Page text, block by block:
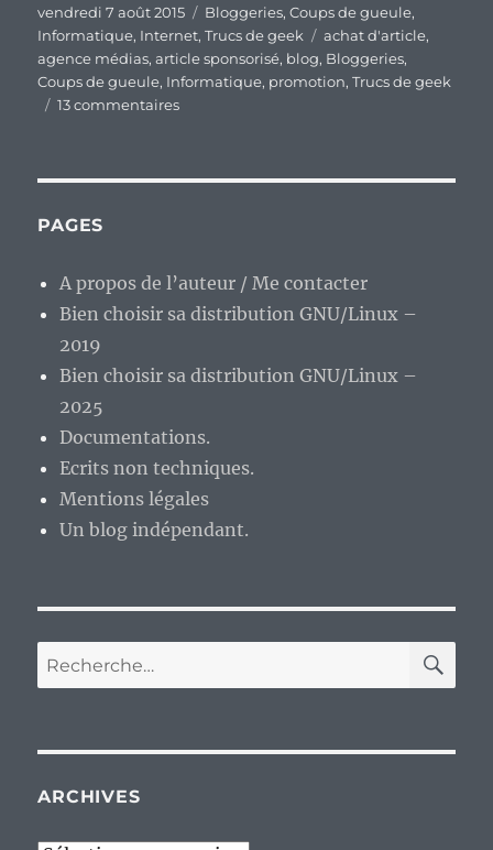
Publié
le
vendredi 7 août 2015 Catégories
Bloggeries,Coups de gueule,
Informatique, Internet,Trucs de geek Étiquettes
achat d'article,
agence médias,article sponsorisé, blog, Bloggeries,
Coups de gueule, Informatique, promotion,Trucs de geek
13 commentairessur
prix
ou
?
PAGES
A propos de l’auteur / Me contacter
Bien choisir sa distribution GNU/Linux –
2019
Bien choisir sa distribution GNU/Linux –
2025
Documentations.
Ecrits non techniques.
Mentions légales
Un blog indépendant.
Recherche
pour :
ARCHIVES